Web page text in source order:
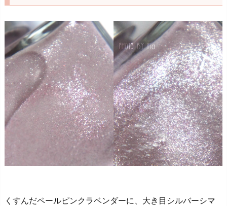
くすんだペールピンクラベンダーに、大き目シルバーシマ